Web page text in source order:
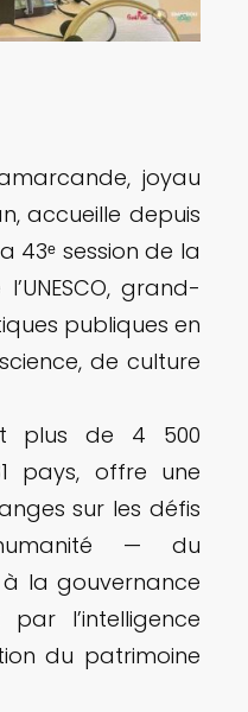
joyau
accueille depuis
43ᵉ session de la
grand-
publiques en
de culture
plus de 4 500
pays, offre une
sur les défis
— du
la gouvernance
l’intelligence
du patrimoine